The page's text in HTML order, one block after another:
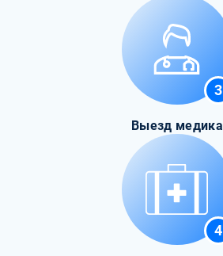
3
Выезд медика
4